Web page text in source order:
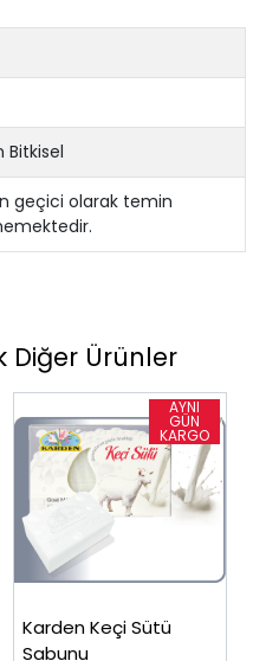
Bitkisel
geçici olarak temin
Diğer Ürünler
Karden Keçi Sütü
Sabunu